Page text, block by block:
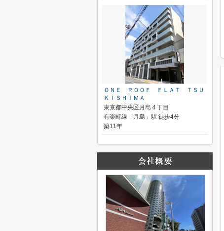
ＯＮＥ ＲＯＯＦ ＦＬＡＴ ＴＳＵ
ＫＩＳＨＩＭＡ
東京都中央区月島４丁目
有楽町線「月島」駅 徒歩4分
築11年